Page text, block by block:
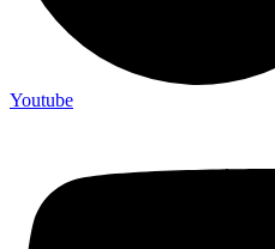
Youtube